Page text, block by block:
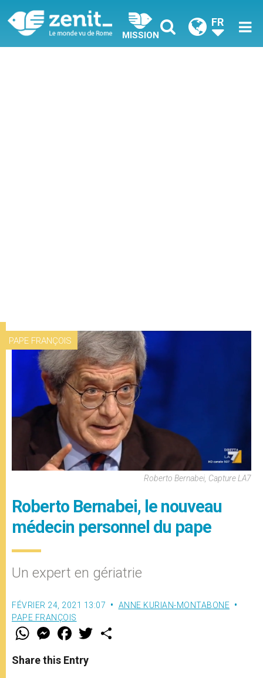
MISSION
FR
PAPE FRANÇOIS
Roberto Bernabei, Capture LA7
Roberto Bernabei, le nouveau
médecin personnel du pape
Un expert en gériatrie
FÉVRIER 24, 2021 13:07
ANNE KURIAN-MONTABONE
PAPE FRANÇOIS
W
t
s
M
e
s
e
F
a
e
b
w
Share this Entry